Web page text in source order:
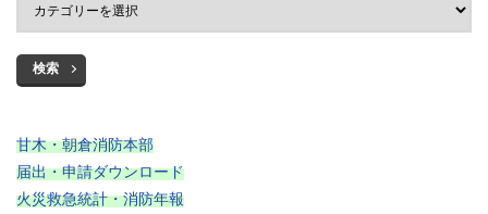
検索
甘木・朝倉消防本部
届出・申請ダウンロード
火災救急統計・消防年報